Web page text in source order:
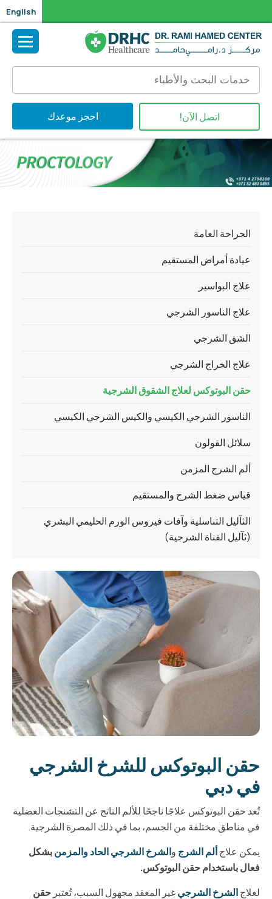
English
احجز موعدك اتصل الآن!
الجراحة العامة
عيادة أمراض المستقيم
علاج البواسير
علاج الناسور الشرجي
الشق الشرجي
علاج الخراج الشرجي
حقن البوتوكس لعلاج الشقوق الشرجية
الناسور الشرجي الكيسي والكيس الشرجي الكيسي
سلائل القولون
ألم الشرج المزمن
قياس ضغط الشرج والمستقيم
الثآليل التناسلية وآفات فيروس الورم الحليمي البشري
(ثآليل القناة الشرجية)
حقن البوتوكس للشرخ الشرجي
في دبي
تُعد حقن البوتوكس علاجًا ناجحًا للألم الناتج عن التشنجات العضلية
في مناطق مختلفة من الجسم، بما في ذلك المصرة الشرجية.
يمكن علاجألم الشرج والشرخ الشرجي الحاد والمزمنبشكل
فعال باستخدام حقن البوتوكس.
لعلاجالشرخ الشرجيغير المعقد مجهول السبب، تُعتبر حقن